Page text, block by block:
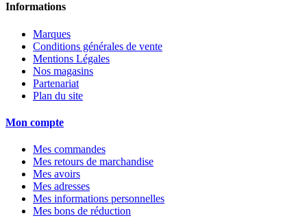
Informations
Marques
Conditions générales de vente
Mentions Légales
Nos magasins
Partenariat
Plan du site
Mon compte
Mes commandes
Mes retours de marchandise
Mes avoirs
Mes adresses
Mes informations personnelles
Mes bons de réduction